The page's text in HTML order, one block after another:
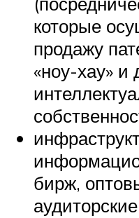
которые
продажу
«ноу-хау» и
бирж,